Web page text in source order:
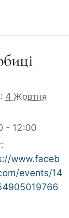
4 Жовтня
- 12:00
www.faceb
events/14